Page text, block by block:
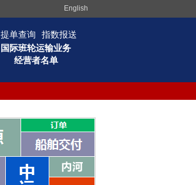
English
提单查询
指数报送
国际班轮运输业务
经营者名单